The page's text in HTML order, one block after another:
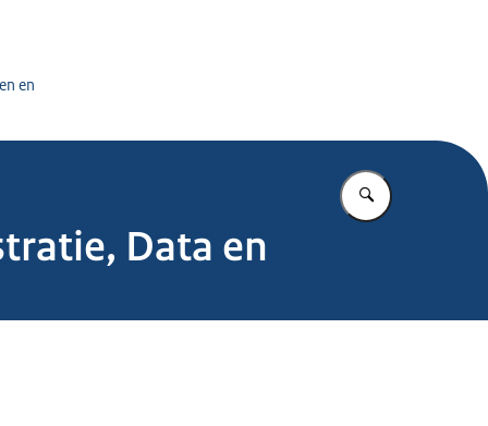
en
Vul in wat u
Data en